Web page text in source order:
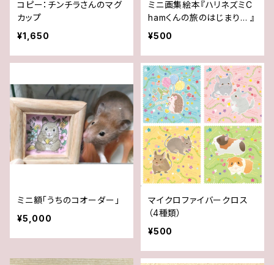
コピー：チンチラさんのマグ
カップ
¥1,650
ミニ画集絵本『ハリネズミC
hamくんの旅のはじまり… 』
¥500
ミニ額「うちのコオーダー」
¥5,000
マイクロファイバークロス
（4種類）
¥500